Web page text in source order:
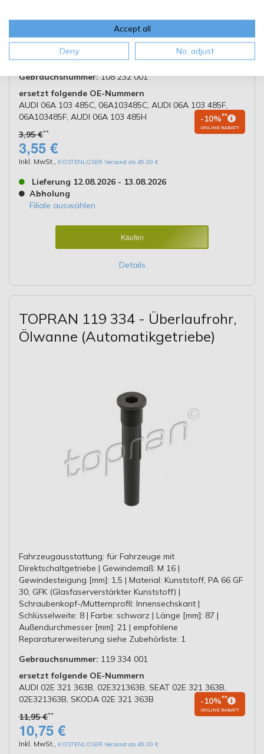
Material: Kunststoff, GFK (Glasfaserverstärkter Kunststoff)
| Farbe: schwarz | Ergänzungsartikel/Ergänzende Info: mit
Dichtung | neue Ausführung: 1
Gebrauchsnummer:108 232 001
ersetzt folgende OE-Nummern
AUDI 06A 103 485C, 06A103485C, AUDI 06A 103 485F,
06A103485F, AUDI 06A 103 485H
3,95 €**
-10%**
ONLINE RABATT
3,55 €
Inkl. MwSt., KOSTENLOSER Versand ab 49,00 €
Lieferung 12.08.2026 - 13.08.2026
Abholung
Filiale auswählen
Kaufen
Details
TOPRAN 119 334 - Überlaufrohr,
Ölwanne (Automatikgetriebe)
Fahrzeugausstattung: für Fahrzeuge mit
Direktschaltgetriebe | Gewindemaß: M 16 |
Gewindesteigung [mm]: 1,5 | Material: Kunststoff, PA 66 GF
30, GFK (Glasfaserverstärkter Kunststoff) |
Schraubenkopf-/Mutternprofil: Innensechskant |
Schlüsselweite: 8 | Farbe: schwarz | Länge [mm]: 87 |
Außendurchmesser [mm]: 21 | empfohlene
Reparaturerweiterung siehe Zubehörliste: 1
Gebrauchsnummer: 119 334 001
ersetzt folgende OE-Nummern
AUDI 02E 321 363B, 02E321363B, SEAT 02E 321 363B,
02E321363B, SKODA 02E 321 363B
11,95 €**
-10%**
ONLINE RABATT
10,75 €
Inkl. MwSt., KOSTENLOSER Versand ab 49,00 €
Accept all
Deny No, adjust